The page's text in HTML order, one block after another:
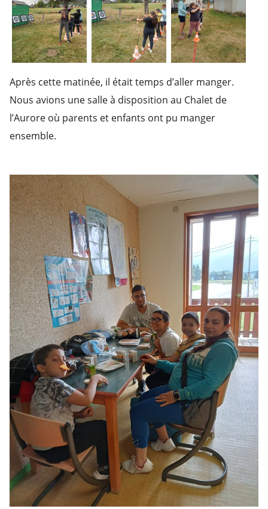
Après cette matinée, il était temps d’aller manger.
Nous avions une salle à disposition au Chalet de
l’Aurore où parents et enfants ont pu manger
ensemble.